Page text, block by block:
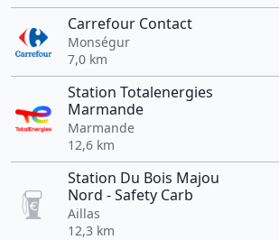
Carrefour Contact
Monségur
7,0 km
Station Totalenergies
Marmande
Marmande
12,6 km
Station Du Bois Majou
Nord - Safety Carb
Aillas
12,3 km